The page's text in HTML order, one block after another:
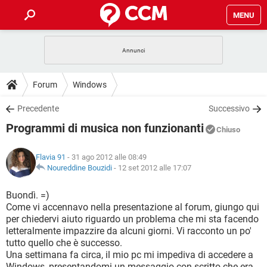
MENU
INTRATTENIMENTO
iOS
INSTAGRAM WHATSAPP
TIKTOK
HARDWARE
GUIDE
COVID-19
INSTAGRAM WHATSAPP
TIKTOK
HARDWARE
DOWNLOAD
COVID-19 GAMING
INTRATTENIMENTO
iOS WINDOWS 10
INSTAGRAM
TIKTOK FACEBOOK
HARDWARE
FORUM
COVID-19 GAMING
INTRATTENIMENTO
iOS
INSTAGRAM WHATSAPP
TIKTOK
HARDWARE
GLOSSARIO
COVID-19
INTRATTENIMENTO ANDROID
iOS WINDOWS 10
INSTAGRAM WHATSAPP
Forum Windows
Precedente Successivo
Programmi di musica non funzionanti Chiuso
Flavia 91 - 31 ago 2012 alle 08:49
Noureddine Bouzidi - 12 set 2012 alle 17:07
Buondì. =)
Come vi accennavo nella presentazione al forum, giungo qui
per chiedervi aiuto riguardo un problema che mi sta facendo
letteralmente impazzire da alcuni giorni. Vi racconto un po'
tutto quello che è successo.
Una settimana fa circa, il mio pc mi impediva di accedere a